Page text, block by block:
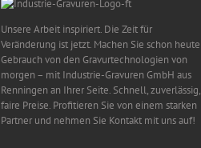
Unsere Arbeit inspiriert. Die Zeit für
Veränderung ist jetzt. Machen Sie schon heute
Gebrauch von den Gravurtechnologien von
morgen – mit Industrie-Gravuren GmbH aus
Renningen an Ihrer Seite. Schnell, zuverlässig,
faire Preise. Profitieren Sie von einem starken
Partner und nehmen Sie Kontakt mit uns auf!